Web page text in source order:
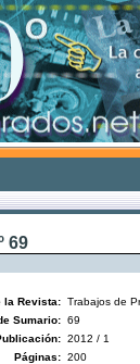
69
la Revista: Trabajos de
Sumario: 69
2012 / 1
Páginas: 200